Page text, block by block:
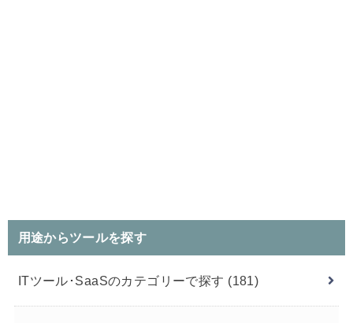
用途からツールを探す
ITツール･SaaSのカテゴリーで探す (181)